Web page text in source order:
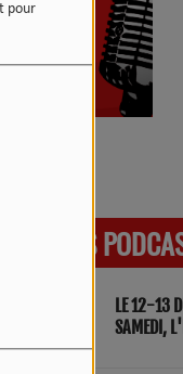
pour
DERNIERS
LE 12-13
SAMEDI,